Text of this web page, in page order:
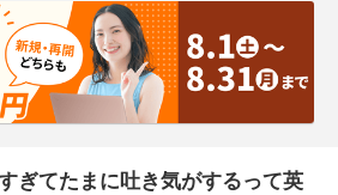
ぎてたまに吐き気がするって英